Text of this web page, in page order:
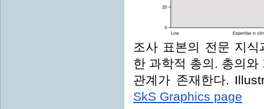
조사 표본의 전문 지
한 과학적 총의. 총의
관계가 존재한다.
SkS Graphics page